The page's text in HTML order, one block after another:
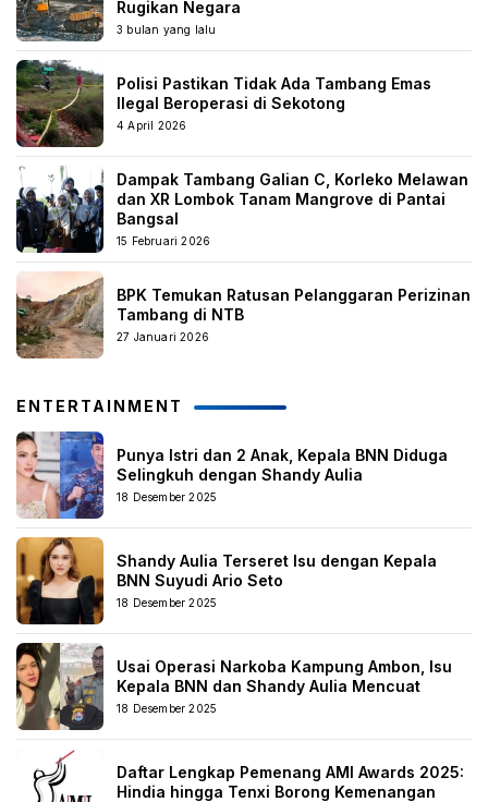
Rugikan Negara
3 bulan yang lalu
Polisi Pastikan Tidak Ada Tambang Emas
Ilegal Beroperasi di Sekotong
4 April 2026
Dampak Tambang Galian C, Korleko Melawan
dan XR Lombok Tanam Mangrove di Pantai
Bangsal
15 Februari 2026
BPK Temukan Ratusan Pelanggaran Perizinan
Tambang di NTB
27 Januari 2026
ENTERTAINMENT
Punya Istri dan 2 Anak, Kepala BNN Diduga
Selingkuh dengan Shandy Aulia
18 Desember 2025
Shandy Aulia Terseret Isu dengan Kepala
BNN Suyudi Ario Seto
18 Desember 2025
Usai Operasi Narkoba Kampung Ambon, Isu
Kepala BNN dan Shandy Aulia Mencuat
18 Desember 2025
Daftar Lengkap Pemenang AMI Awards 2025:
Hindia hingga Tenxi Borong Kemenangan